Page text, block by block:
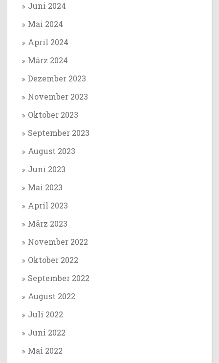
Juni 2024
Mai 2024
April 2024
März 2024
Dezember 2023
November 2023
Oktober 2023
September 2023
August 2023
Juni 2023
Mai 2023
April 2023
März 2023
November 2022
Oktober 2022
September 2022
August 2022
Juli 2022
Juni 2022
Mai 2022